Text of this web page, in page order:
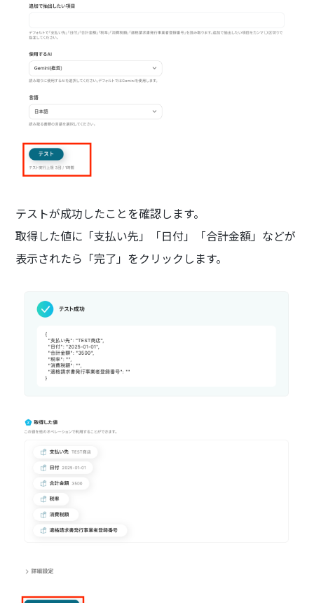
テストが成功したことを確認します。
取得した値に「支払い先」「日付」「合計金額」などが
表示されたら「完了」をクリックします。